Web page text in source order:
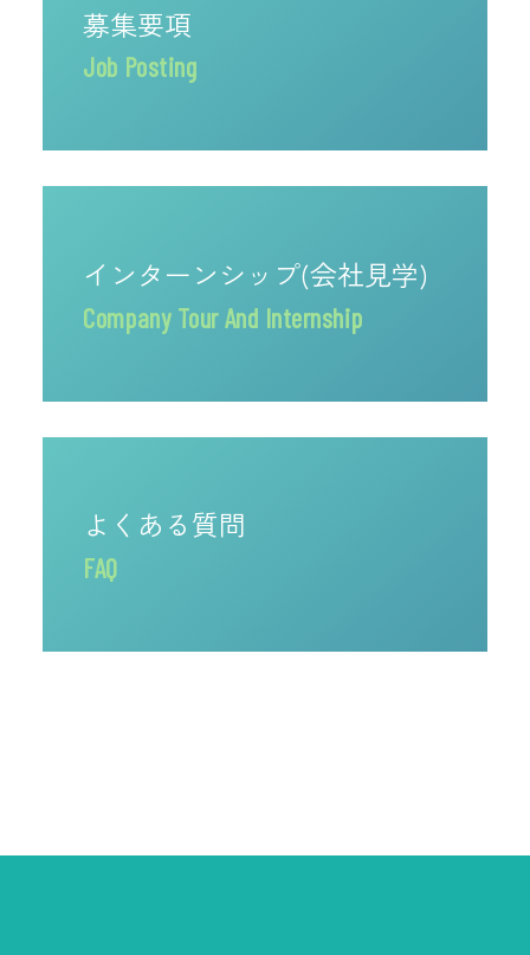
募集要項
Job Posting
インターンシップ(会社見学)
Company Tour And Internship
よくある質問
FAQ